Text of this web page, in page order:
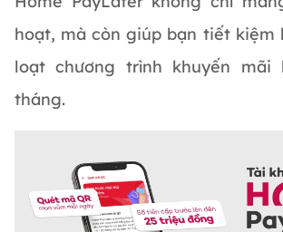
hoạt, mà còn giúp bạn tiết kiệm
loạt chương trình khuyến mãi
tháng.